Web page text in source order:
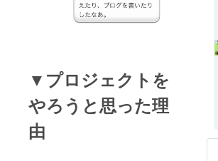
▼プロジェクトを
やろうと思った理
由